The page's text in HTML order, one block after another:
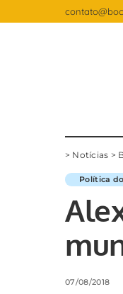
> Notícias >
Política
07/08/2018